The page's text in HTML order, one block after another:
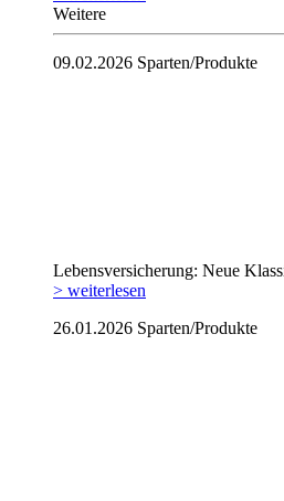
Weitere
09.02.2026 Sparten/Produkte
Lebensversicherung: Neue
> weiterlesen
26.01.2026 Sparten/Produkte